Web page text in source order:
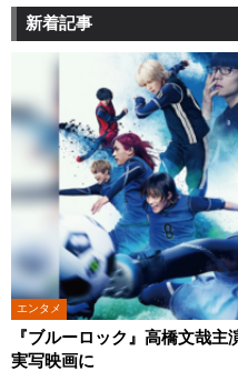
新着記事
エンタメ
『ブルーロック』高橋文哉
実写映画に